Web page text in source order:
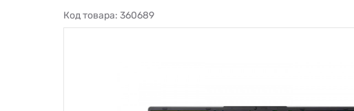
Код товара: 360689